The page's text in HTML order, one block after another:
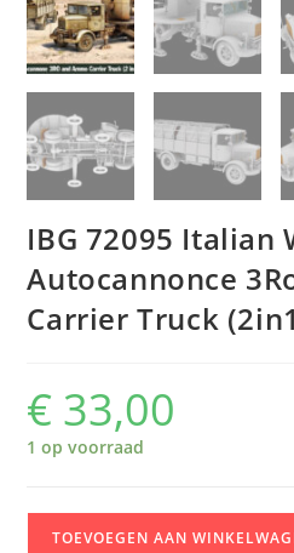
IBG 72095 Italian
Autocannonce
Carrier Truck
€ 33,00
1 op voorraad
TOEVOEGEN AAN